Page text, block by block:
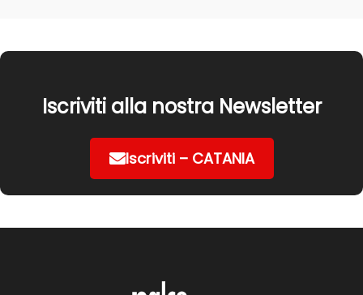
Iscriviti alla nostra Newsletter
Iscriviti – CATANIA